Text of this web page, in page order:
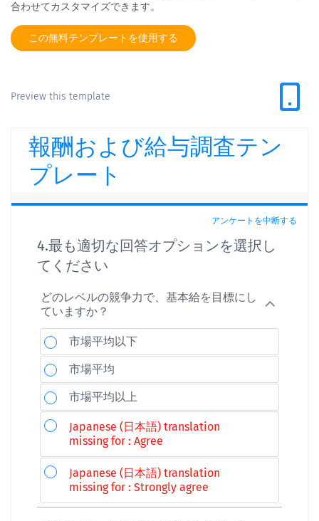
合わせてカスタマイズできます。
この無料テンプレートを使用する
Preview this template